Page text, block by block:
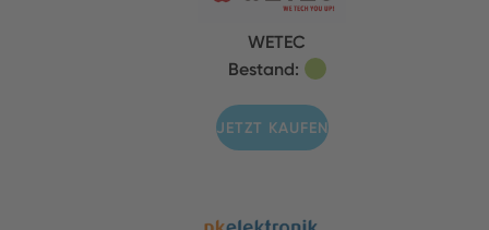
WETEC
Bestand:
JETZT KAUFEN